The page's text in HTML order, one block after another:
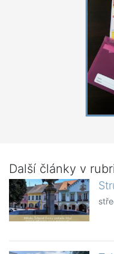
Další články v